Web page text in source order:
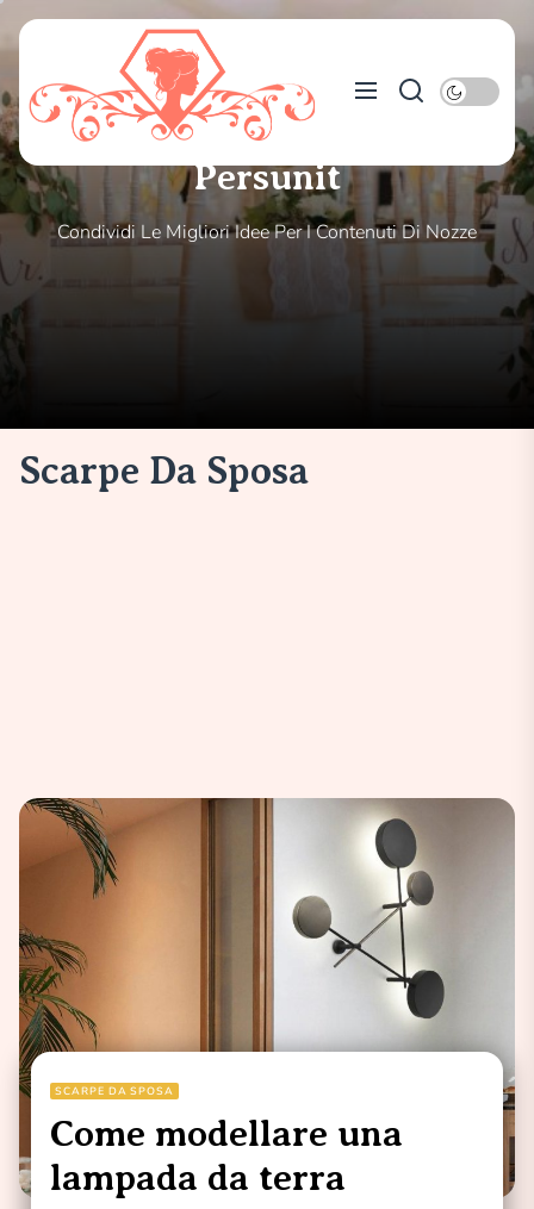
Skip
content
Persunit
Condividi Le Migliori Idee Per I Contenuti Di Nozze
Scarpe Da Sposa
SCARPE DA SPOSA
Come modellare una
lampada da terra